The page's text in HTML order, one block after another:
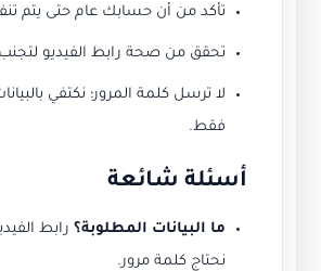
تأكد من أن حسابك عام حتى يتم
تحقق من صحة رابط الفيديو لتجنب
لا ترسل كلمة المرور؛ نكتفي
فقط.
أسئلة شائعة
ما البيانات المطلوبة؟ رابط
نحتاج كلمة مرور.